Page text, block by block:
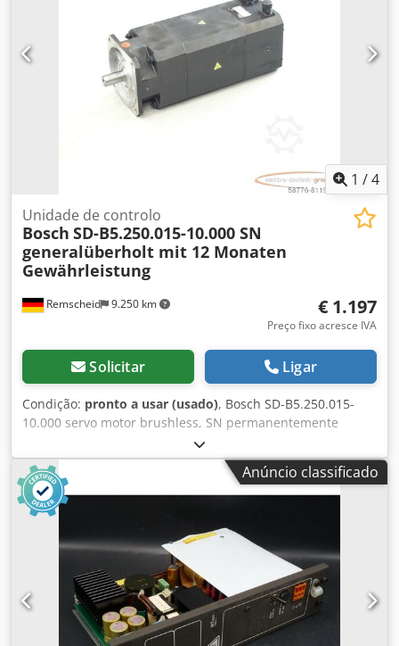
1 /4
Remscheid 9.250 km
Unidade de controlo
Bosch SD-B5.250.015-10.000 SN
generalüberholt mit 12 Monaten
Gewährleistung
€ 1.197
Preço fixo acresce IVA
Solicitar Ligar
Condição: pronto a usar (usado), Bosch SD-B5.250.015-
10.000 servo motor brushless, SN permanentemente
excitado, profissionalmente completamente revisado e
testado com garantia de 12 meses, 100% funcional, escopo
de entrega conforme fotos. Os descontos de vendas
acordados não se aplicam a este artigo. Por favor,
pergunte o preço separadamente! ATENÇÃO: Por favor,
pergunte os custos de embalagem e envio separadamente!
ATENÇÃO: Consulte os custos de embalagem e transporte
separadamente! Dodpfx Aji D E U Ujm Tewa
Anúncio classificado